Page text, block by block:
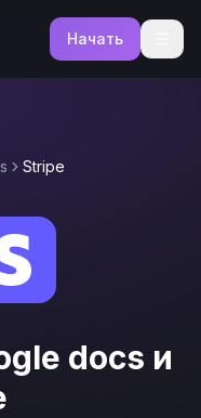
Начать
Stripe
docs и